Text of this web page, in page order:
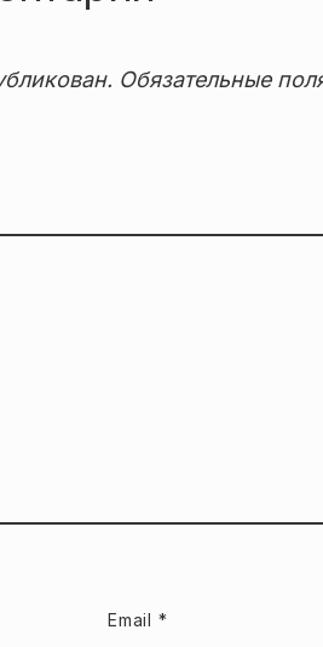
Обязательные
Email *